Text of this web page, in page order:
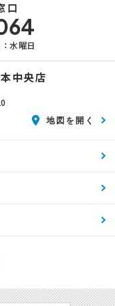
口
水曜日
中央店
地図を開く